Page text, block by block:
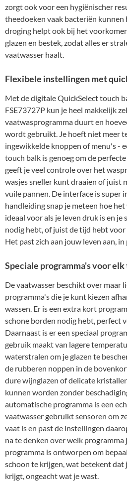
zorgt ook voor een hygiënischer
theedoeken vaak bacteriën
droging helpt ook bij het
glazen en bestek, zodat alles er
vaatwasser haalt.
Flexibele instellingen met
Met de digitale QuickSelect touch
FSE73727P kun je heel makkelijk
vaatwasprogramma duurt en
wordt gebruikt. Je hoeft niet meer
ingewikkelde knoppen of menu's -
touch balk is genoeg om de
geeft je veel controle over het
wasjes sneller kunt draaien of juist
vuile pannen. De interface is super
handleiding snap je meteen hoe
ideaal voor als je leven druk is en je
nodig hebt, of juist de tijd hebt
Het past zich aan jouw leven aan,
Speciale programma's voor
De vaatwasser beschikt over maar
programma's die je kunt kiezen
wassen. Er is een extra kort
schone borden nodig hebt, perfect
Daarnaast is er een speciaal
gebruik maakt van lagere
waterstralen om je glazen te
de rubberen noppen in de
dure wijnglazen of delicate
kunnen worden zonder
automatische programma is een
vaatwasser gebruikt sensoren om
vaat is en past de instellingen
na te denken over welk programma
programma is ontworpen om
schoon te krijgen, wat betekent
krijgt, ongeacht wat je wast.